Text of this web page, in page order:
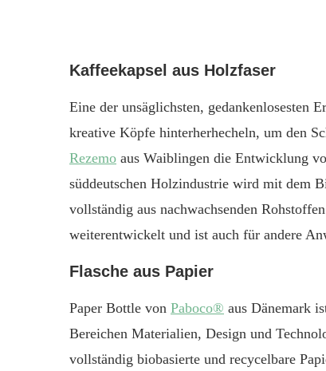
Kaffeekapsel aus Holzfaser
Eine der unsäglichsten, gedankenlosesten
kreative Köpfe hinterherhecheln, um den
Rezemo aus Waiblingen die Entwicklung
süddeutschen Holzindustrie wird mit dem
vollständig aus nachwachsenden
weiterentwickelt und ist auch für andere
Flasche aus Papier
Paper Bottle von Paboco® aus Dänemark
Bereichen Materialien, Design und
vollständig biobasierte und recycelbare